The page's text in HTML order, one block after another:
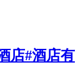
店#酒店有